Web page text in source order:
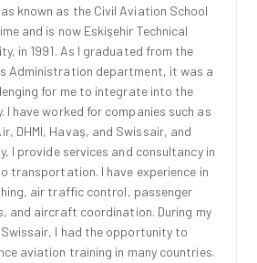
known as the Civil Aviation School
and is now Eskişehir Technical
in 1991. As I graduated from the
Administration department, it was a
for me to integrate into the
I have worked for companies such as
DHMI, Havaş, and Swissair, and
I provide services and consultancy in
transportation. I have experience in
air traffic control, passenger
and aircraft coordination. During my
I had the opportunity to
aviation training in many countries.